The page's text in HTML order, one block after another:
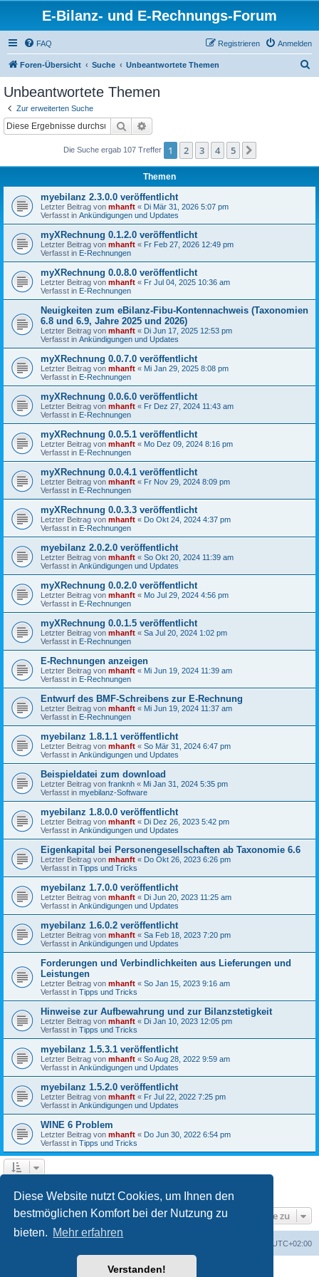
Diese Website nutzt Cookies, um Ihnen den
bestmöglichen Komfort bei der Nutzung zu
bieten. Mehr erfahren
Verstanden!
E-Bilanz- und E-Rechnungs-Forum
FAQ Anmelden
Registrieren
Foren-Übersicht Suche Unbeantwortete Themen
Unbeantwortete Themen
Zur erweiterten Suche
Suche
Die Suche ergab 107 Treffer 1 2 3 4 5
Themen
myebilanz 2.3.0.0 veröffentlicht
Letzter Beitrag von mhanft « Di Mär 31, 2026 5:07 pm
Verfasst in Ankündigungen und Updates
myXRechnung 0.1.2.0 veröffentlicht
Letzter Beitrag von mhanft « Fr Feb 27, 2026 12:49 pm
Verfasst in E-Rechnungen
myXRechnung 0.0.8.0 veröffentlicht
Letzter Beitrag von mhanft « Fr Jul 04, 2025 10:36 am
Verfasst in E-Rechnungen
Neuigkeiten zum eBilanz-Fibu-Kontennachweis (Taxonomien
6.8 und 6.9, Jahre 2025 und 2026)
Letzter Beitrag von mhanft « Di Jun 17, 2025 12:53 pm
Verfasst in Ankündigungen und Updates
myXRechnung 0.0.7.0 veröffentlicht
Letzter Beitrag von mhanft « Mi Jan 29, 2025 8:08 pm
Verfasst in E-Rechnungen
myXRechnung 0.0.6.0 veröffentlicht
Letzter Beitrag von mhanft « Fr Dez 27, 2024 11:43 am
Verfasst in E-Rechnungen
myXRechnung 0.0.5.1 veröffentlicht
Letzter Beitrag von mhanft « Mo Dez 09, 2024 8:16 pm
Verfasst in E-Rechnungen
myXRechnung 0.0.4.1 veröffentlicht
Letzter Beitrag von mhanft « Fr Nov 29, 2024 8:09 pm
Verfasst in E-Rechnungen
myXRechnung 0.0.3.3 veröffentlicht
Letzter Beitrag von mhanft « Do Okt 24, 2024 4:37 pm
Verfasst in E-Rechnungen
myebilanz 2.0.2.0 veröffentlicht
Letzter Beitrag von mhanft « So Okt 20, 2024 11:39 am
Verfasst in Ankündigungen und Updates
myXRechnung 0.0.2.0 veröffentlicht
Letzter Beitrag von mhanft « Mo Jul 29, 2024 4:56 pm
Verfasst in E-Rechnungen
myXRechnung 0.0.1.5 veröffentlicht
Letzter Beitrag von mhanft « Sa Jul 20, 2024 1:02 pm
Verfasst in E-Rechnungen
E-Rechnungen anzeigen
Letzter Beitrag von mhanft « Mi Jun 19, 2024 11:39 am
Verfasst in E-Rechnungen
Entwurf des BMF-Schreibens zur E-Rechnung
Letzter Beitrag von mhanft « Mi Jun 19, 2024 11:37 am
Verfasst in E-Rechnungen
myebilanz 1.8.1.1 veröffentlicht
Letzter Beitrag von mhanft « So Mär 31, 2024 6:47 pm
Verfasst in Ankündigungen und Updates
Beispieldatei zum download
Letzter Beitrag von franknh « Mi Jan 31, 2024 5:35 pm
Verfasst in myebilanz-Software
myebilanz 1.8.0.0 veröffentlicht
Letzter Beitrag von mhanft « Di Dez 26, 2023 5:42 pm
Verfasst in Ankündigungen und Updates
Eigenkapital bei Personengesellschaften ab Taxonomie 6.6
Letzter Beitrag von mhanft « Do Okt 26, 2023 6:26 pm
Verfasst in Tipps und Tricks
myebilanz 1.7.0.0 veröffentlicht
Letzter Beitrag von mhanft « Di Jun 20, 2023 11:25 am
Verfasst in Ankündigungen und Updates
myebilanz 1.6.0.2 veröffentlicht
Letzter Beitrag von mhanft « Sa Feb 18, 2023 7:20 pm
Verfasst in Ankündigungen und Updates
Forderungen und Verbindlichkeiten aus Lieferungen und
Leistungen
Letzter Beitrag von mhanft « So Jan 15, 2023 9:16 am
Verfasst in Tipps und Tricks
Hinweise zur Aufbewahrung und zur Bilanzstetigkeit
Letzter Beitrag von mhanft « Di Jan 10, 2023 12:05 pm
Verfasst in Tipps und Tricks
myebilanz 1.5.3.1 veröffentlicht
Letzter Beitrag von mhanft « So Aug 28, 2022 9:59 am
Verfasst in Ankündigungen und Updates
myebilanz 1.5.2.0 veröffentlicht
Letzter Beitrag von mhanft « Fr Jul 22, 2022 7:25 pm
Verfasst in Ankündigungen und Updates
WINE 6 Problem
Letzter Beitrag von mhanft « Do Jun 30, 2022 6:54 pm
Verfasst in Tipps und Tricks
Gehe zu
UTC+02:00
Powered byphpBB® Forum Software © phpBB Limited